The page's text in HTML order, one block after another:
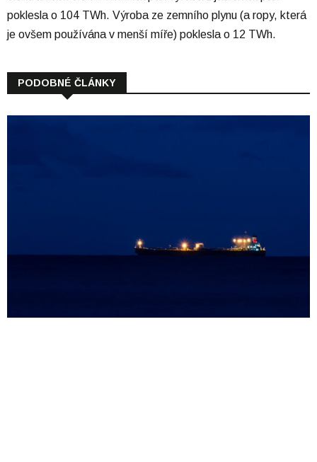
poklesla o 104 TWh. Výroba ze zemního plynu (a ropy, která
je ovšem používána v menší míře) poklesla o 12 TWh.
PODOBNÉ ČLÁNKY